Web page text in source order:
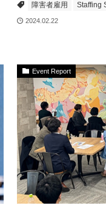
障害者雇用 Staffing
2024.02.22
Event Report